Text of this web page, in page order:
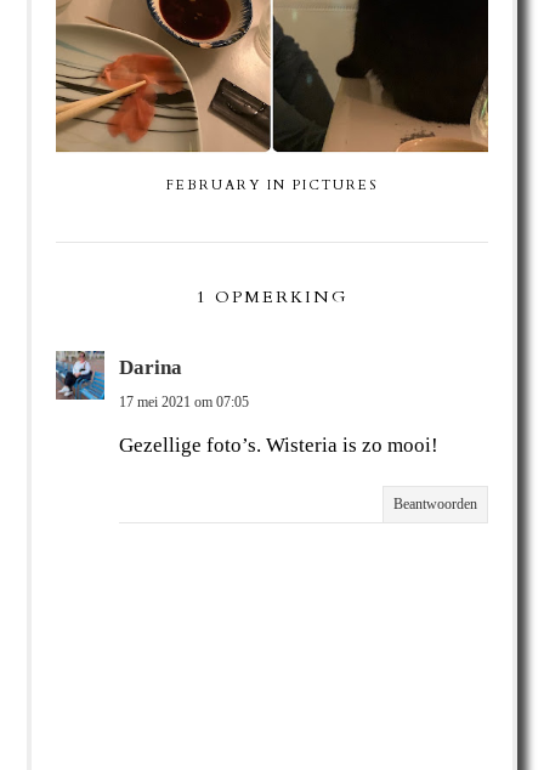
FEBRUARY IN PICTURES
1 OPMERKING
Darina
17 mei 2021 om 07:05
Gezellige foto’s. Wisteria is zo mooi!
Beantwoorden